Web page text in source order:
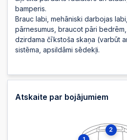
2025-11-12
2025-11-12
bamperis.
Brauc labi, mehāniski darbojas
pārnesumus, braucot pāri
dzirdama čīkstoša skaņa (varbūt
sistēma, apsildāmi sēdekļi.
Atskaite par bojājumiem
2